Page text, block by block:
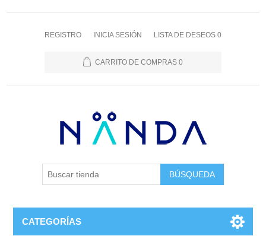
REGISTRO INICIA SESIÓN LISTA DE DESEOS 0
CARRITO DE COMPRAS 0
BÚSQUEDA
CATEGORÍAS